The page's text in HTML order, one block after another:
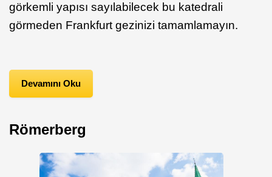
görkemli yapısı sayılabilecek bu katedrali
görmeden Frankfurt gezinizi tamamlamayın.
Devamını Oku
Römerberg